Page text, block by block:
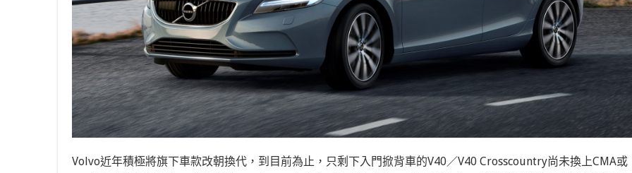
Volvo近年積極將旗下車款改朝換代，到目前為止，只剩下入門掀背車的V40／V40 Crosscountry尚未換上CMA或